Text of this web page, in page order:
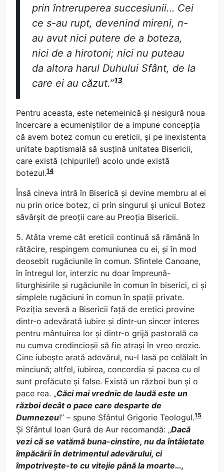
prin întreruperea succesiunii… Cei
ce s-au rupt, devenind mireni, n-
au avut nici putere de a boteza,
nici de a hirotoni; nici nu puteau
da altora harul Duhului Sfânt, de la
care ei au căzut.”13
Pentru aceasta, este netemeinică și nesigură noua
încercare a ecumeniștilor de a impune concepția
că avem botez comun cu ereticii, și pe inexistenta
unitate baptismală să susțină unitatea Bisericii,
care există (chipurile!) acolo unde există
botezul.14
Însă cineva intră în Biserică și devine membru al ei
nu prin orice botez, ci prin singurul și unicul Botez
săvârșit de preoții care au Preoția Bisericii.
5. Atâta vreme cât ereticii continuă să rămână în
rătăcire, respingem comuniunea cu ei, și în mod
deosebit rugăciunile în comun. Sfintele Canoane,
în întregul lor, interzic nu doar împreună-
liturghisirile și rugăciunile în comun în biserici, ci și
simplele rugăciuni în comun în spații private.
Poziția severă a Bisericii față de eretici provine
dintr-o adevărată iubire și dintr-un sincer interes
pentru mântuirea lor și dintr-o grijă pastorală ca
nu cumva credincioșii să fie atrași în vreo erezie.
Cine iubește arată adevărul, nu-l lasă pe celălalt în
minciună; altfel, iubirea, concordia și pacea cu el
sunt prefăcute și false. Există un război bun și o
pace rea. „Căci mai vrednic de laudă este un
război decât o pace care desparte de
Dumnezeu!” – spune Sfântul Grigorie Teologul.15
Și Sfântul Ioan Gură de Aur recomandă: „Dacă
vezi că se vatămă buna-cinstire, nu da întâietate
împăcării în detrimentul adevărului, ci
împotrivește-te cu vitejie până la moarte…,